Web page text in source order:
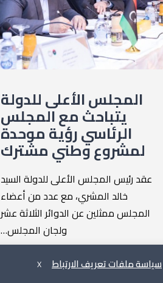
المجلس الأعلى للدولة
يتباحث مع المجلس
الرئاسي رؤية موحدة
لمشروع وطني مشترك
عقد رئيس المجلس الأعلى للدولة السيد
خالد المشري، مع عدد من أعضاء
المجلس ممثلين عن الدوائر الثلاثة عشر
ولجان المجلس…
by المجلس الأعلى للدولة
سياسة ملفات تعريف الارتباط X